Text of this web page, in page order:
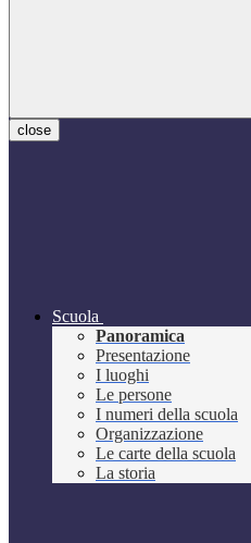
close
Scuola
Panoramica
Presentazione
I luoghi
Le persone
I numeri della scuola
Organizzazione
Le carte della scuola
La storia